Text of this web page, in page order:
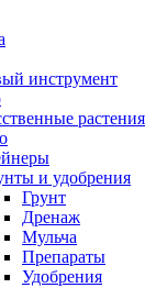
инструмент
растения
и удобрения
Грунт
Дренаж
Мульча
Препараты
Удобрения